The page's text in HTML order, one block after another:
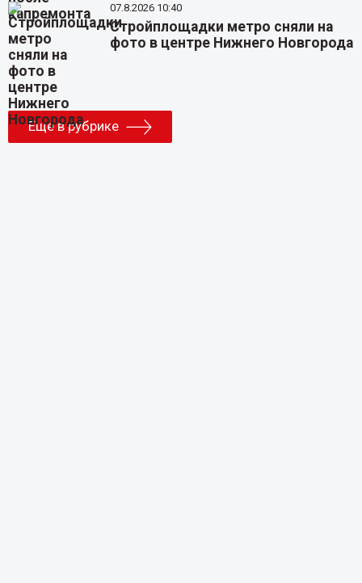
07.8.2026 10:40
Стройплощадки метро сняли на
фото в центре Нижнего Новгорода
Еще в рубрике